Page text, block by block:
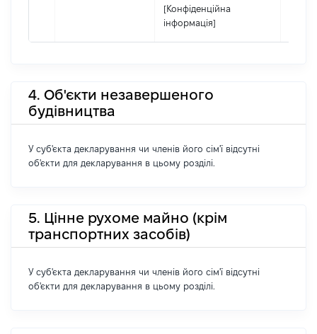
[Конфіденційна
інформація]
4. Об'єкти незавершеного
будівництва
У суб'єкта декларування чи членів його сім'ї відсутні
об'єкти для декларування в цьому розділі.
5. Цінне рухоме майно (крім
транспортних засобів)
У суб'єкта декларування чи членів його сім'ї відсутні
об'єкти для декларування в цьому розділі.